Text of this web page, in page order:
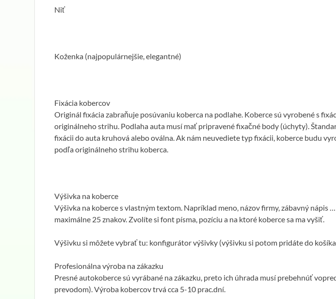
Niť
Koženka (najpopulárnejšie, elegantné)
Fixácia kobercov
Originál fixácia zabraňuje posúvaniu koberca na podlahe. Koberce sú vyrobené s
originálneho strihu. Podlaha auta musí mať pripravené fixačné body (úchyty).
fixácii do auta kruhová alebo oválna. Ak nám neuvediete typ fixácii, koberce budu
podľa originálneho strihu koberca.
Výšivka na koberce
Výšivka na koberce s vlastným textom. Napríklad meno, názov firmy, zábavný nápis
maximálne 25 znakov. Zvolíte si font písma, pozíciu a na ktoré koberce sa ma vyšiť.
Výšivku si môžete vybrať tu: konfigurátor výšivky (výšivku si potom pridáte do
Profesionálna výroba na zákazku
Presné autokoberce sú vyrábané na zákazku, preto ich úhrada musí prebehnúť
prevodom). Výroba kobercov trvá cca 5-10 prac.dní.